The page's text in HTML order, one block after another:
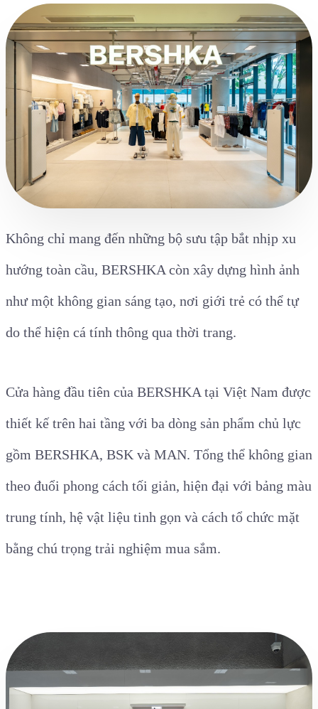
Không chỉ mang đến những bộ sưu tập bắt nhịp xu
hướng toàn cầu, BERSHKA còn xây dựng hình ảnh
như một không gian sáng tạo, nơi giới trẻ có thể tự
do thể hiện cá tính thông qua thời trang.
Cửa hàng đầu tiên của BERSHKA tại Việt Nam được
thiết kế trên hai tầng với ba dòng sản phẩm chủ lực
gồm BERSHKA, BSK và MAN. Tổng thể không gian
theo đuổi phong cách tối giản, hiện đại với bảng màu
trung tính, hệ vật liệu tinh gọn và cách tổ chức mặt
bằng chú trọng trải nghiệm mua sắm.